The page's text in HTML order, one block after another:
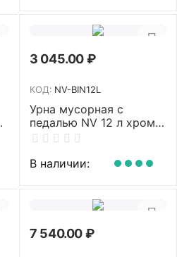
3 045.00₽
КОД: NV-BIN12L
Урна мусорная с
педалью NV 12 л хром
NV-BIN12L
В наличии:
7 540.00₽